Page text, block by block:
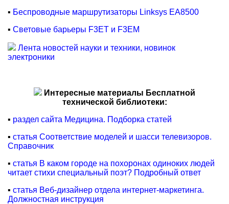
▪ Беспроводные маршрутизаторы Linksys EA8500
▪ Световые барьеры F3ET и F3EM
Лента новостей науки и техники, новинок
электроники
Интересные материалы Бесплатной
технической библиотеки:
▪ раздел сайта Медицина. Подборка статей
▪ статья Соответствие моделей и шасси телевизоров.
Справочник
▪ статья В каком городе на похоронах одиноких людей
читает стихи специальный поэт? Подробный ответ
▪ статья Веб-дизайнер отдела интернет-маркетинга.
Должностная инструкция